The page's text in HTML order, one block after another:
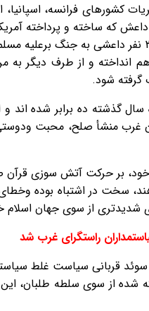
کشورهای فرانسه، اسپانیا،
که ساخته و پرداخته
آزادیخواه هزاران نیروی افراطی اعزام شد و از همین کشور
و از طرف دیگر به
گرفته شود.
گذشته ده برابر شده اند
غرب منشأ صلح، محبت
بر حرکت آتش سوزی قرآن
سخت در اشتباه بوده
شدیدتری از سوی جهان اسلام
راستگرای غرب شد
قربانی سیاست غلط
شده از سوی سلطه طلبان،